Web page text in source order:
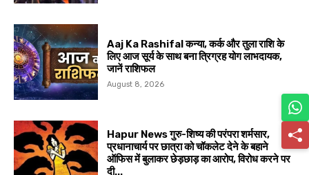
Aaj Ka Rashifal कन्या, कर्क और तुला राशि के
लिए आज सूर्य के साथ बना त्रिग्रह योग लाभदायक,
जानें राशिफल
August 8, 2026
Hapur News गुरु-शिष्य की परंपरा शर्मसार,
प्रधानाचार्य पर छात्रा को चॉकलेट देने के बहाने
ऑफिस में बुलाकर छेड़छाड़ का आरोप, विरोध करने पर
दी...